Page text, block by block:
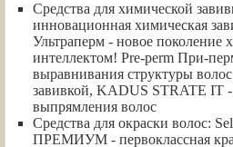
Средства для химической
инновационная химическая
Ультраперм - новое поколение
интеллектом! Pre-perm При-
выравнивания структуры
завивкой, KADUS STRATE IT
выпрямления волос
Средства для окраски волос:
ПРЕМИУМ - первоклассная